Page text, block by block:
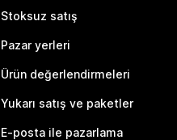
Stoksuz satış
Pazar yerleri
Ürün değerlendirmeleri
Yukarı satış ve paketler
E-posta ile pazarlama